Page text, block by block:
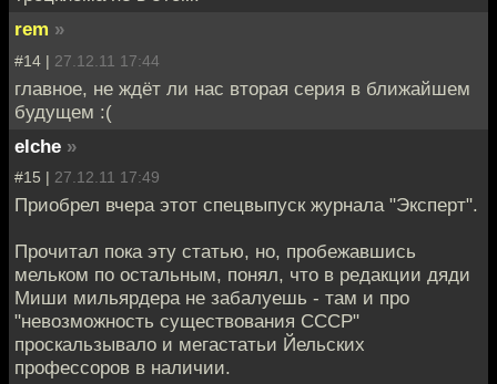
rem »
#14 | 27.12.11 17:44
главное, не ждёт ли нас вторая серия в ближайшем
будущем :(
elche »
#15 | 27.12.11 17:49
Приобрел вчера этот спецвыпуск журнала "Эксперт".
Прочитал пока эту статью, но, пробежавшись
мельком по остальным, понял, что в редакции дяди
Миши мильярдера не забалуешь - там и про
"невозможность существования СССР"
проскальзывало и мегастатьи Йельских
профессоров в наличии.